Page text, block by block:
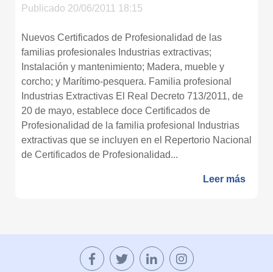
Publicado 20/06/2011 18:15
Nuevos Certificados de Profesionalidad de las
familias profesionales Industrias extractivas;
Instalación y mantenimiento; Madera, mueble y
corcho; y Marítimo-pesquera. Familia profesional
Industrias Extractivas El Real Decreto 713/2011, de
20 de mayo, establece doce Certificados de
Profesionalidad de la familia profesional Industrias
extractivas que se incluyen en el Repertorio Nacional
de Certificados de Profesionalidad...
Leer más